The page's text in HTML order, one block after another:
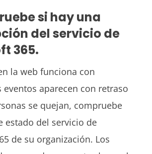
si hay una
del servicio de
365.
la web funciona con
aparecen con retraso
se quejan, compruebe
estado del servicio de
de su organización. Los